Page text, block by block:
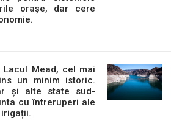
orașe, dar cere
Lacul Mead, cel mai
un minim istoric.
și alte state sud-
cu întreruperi ale